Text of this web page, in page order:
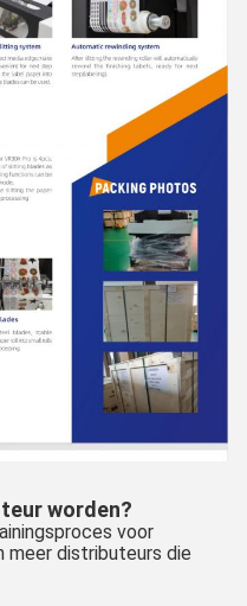
worden?
voor
meer distributeurs die